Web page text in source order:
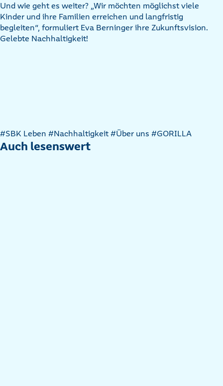
Und wie geht es weiter? „Wir möchten möglichst viele
Kinder und ihre Familien erreichen und langfristig
begleiten“, formuliert Eva Berninger ihre Zukunftsvision.
Gelebte Nachhaltigkeit!
Artikel
nach
#SBK Leben #Nachhaltigkeit #Über uns #GORILLA
Auch lesenswert